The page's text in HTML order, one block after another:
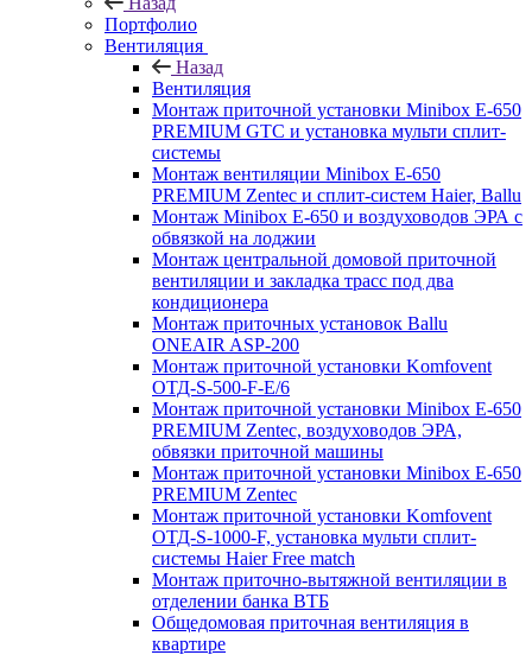
Портфолио
Вентиляция
Назад
Вентиляция
Монтаж приточной установки Minibox E-650
PREMIUM GTC и установка мульти сплит-
системы
Монтаж вентиляции Minibox E-650
PREMIUM Zentec и сплит-систем Haier, Ballu
Монтаж Minibox E-650 и воздуховодов ЭРА с
обвязкой на лоджии
Монтаж центральной домовой приточной
вентиляции и закладка трасс под два
кондиционера
Монтаж приточных установок Ballu
ONEAIR ASP-200
Монтаж приточной установки Komfovent
ОТД-S-500-F-E/6
Монтаж приточной установки Minibox E-650
PREMIUM Zentec, воздуховодов ЭРА,
обвязки приточной машины
Монтаж приточной установки Minibox E-650
PREMIUM Zentec
Монтаж приточной установки Komfovent
ОТД-S-1000-F, установка мульти сплит-
системы Haier Free match
Монтаж приточно-вытяжной вентиляции в
отделении банка ВТБ
Общедомовая приточная вентиляция в
квартире